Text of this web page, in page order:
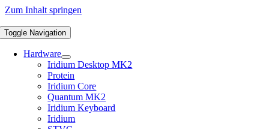
Zum Inhalt springen
Toggle Navigation
Hardware
Iridium Desktop MK2
Protein
Iridium Core
Quantum MK2
Iridium Keyboard
Iridium